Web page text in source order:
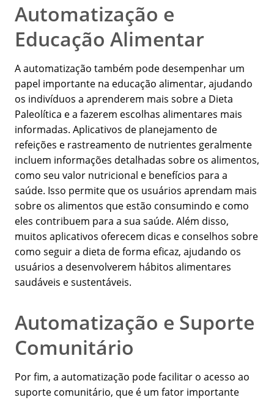
Automatização e
Educação Alimentar
A automatização também pode desempenhar um
papel importante na educação alimentar, ajudando
os indivíduos a aprenderem mais sobre a Dieta
Paleolítica e a fazerem escolhas alimentares mais
informadas. Aplicativos de planejamento de
refeições e rastreamento de nutrientes geralmente
incluem informações detalhadas sobre os alimentos,
como seu valor nutricional e benefícios para a
saúde. Isso permite que os usuários aprendam mais
sobre os alimentos que estão consumindo e como
eles contribuem para a sua saúde. Além disso,
muitos aplicativos oferecem dicas e conselhos sobre
como seguir a dieta de forma eficaz, ajudando os
usuários a desenvolverem hábitos alimentares
saudáveis e sustentáveis.
Automatização e Suporte
Comunitário
Por fim, a automatização pode facilitar o acesso ao
suporte comunitário, que é um fator importante